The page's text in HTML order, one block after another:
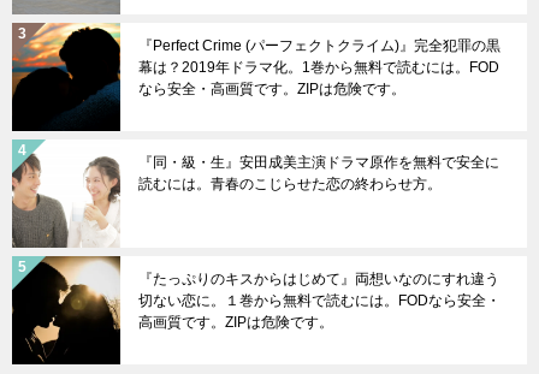
『Perfect Crime (パーフェクトクライム)』完全犯罪の黒
幕は？2019年ドラマ化。1巻から無料で読むには。FOD
なら安全・高画質です。ZIPは危険です。
『同・級・生』安田成美主演ドラマ原作を無料で安全に
読むには。青春のこじらせた恋の終わらせ方。
『たっぷりのキスからはじめて』両想いなのにすれ違う
切ない恋に。１巻から無料で読むには。FODなら安全・
高画質です。ZIPは危険です。